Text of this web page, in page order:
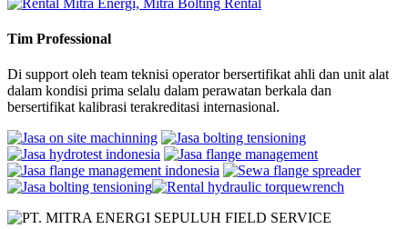
Tim Professional
Di support oleh team teknisi operator bersertifikat ahli dan unit alat
dalam kondisi prima selalu dalam perawatan berkala dan
bersertifikat kalibrasi terakreditasi internasional.